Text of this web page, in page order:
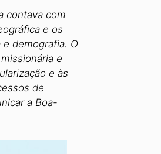
contava com
e os
demografia. O
e
e às
de
a Boa-